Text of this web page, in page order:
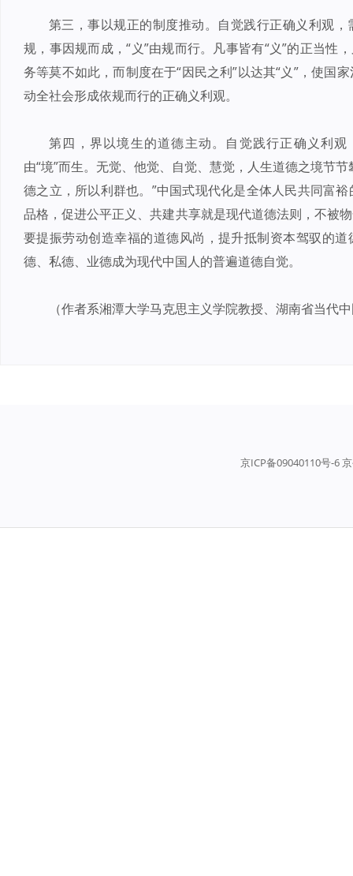
第三，事以规正的制度推动。自觉践行正确义利观
规，事因规而成，“义”由规而行。凡事皆有“义”的正当性
务等莫不如此，而制度在于“因民之利”以达其“义”，使国
动全社会形成依规而行的正确义利观。
第四，界以境生的道德主动。自觉践行正确义利
由“境”而生。无觉、他觉、自觉、慧觉，人生道德之境节
德之立，所以利群也。”中国式现代化是全体人民共同富
品格，促进公平正义、共建共享就是现代道德法则，不被
要提振劳动创造幸福的道德风尚，提升抵制资本驾驭的
德、私德、业德成为现代中国人的普遍道德自觉。
（作者系湘潭大学马克思主义学院教授、湖南省当代
京ICP备09040110号-6